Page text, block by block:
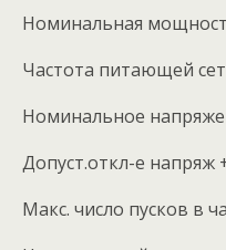
Номинальная
Частота
Номинальное
Допуст.откл-е напряж
Макс. число пусков